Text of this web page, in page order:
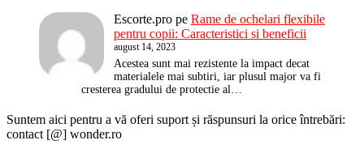
Escorte.pro pe Rame de ochelari flexibile
pentru copii: Caracteristici si beneficii
august 14, 2023
Acestea sunt mai rezistente la impact decat
materialele mai subtiri, iar plusul major va fi
cresterea gradului de protectie al…
Suntem aici pentru a vă oferi suport și răspunsuri la orice întrebări:
contact [@] wonder.ro